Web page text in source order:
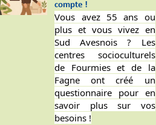
compte !
Vous avez 55 ans ou
plus et vous vivez en
Sud Avesnois ? Les
centres socioculturels
de Fourmies et de la
Fagne ont créé un
questionnaire pour en
savoir plus sur vos
besoins !